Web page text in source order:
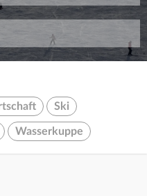
Ski
Wasserkuppe